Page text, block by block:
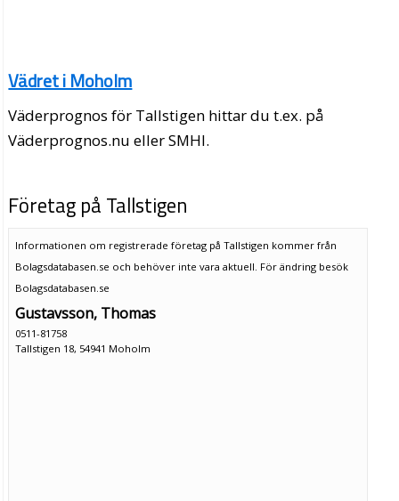
Vädret i Moholm
Väderprognos för Tallstigen hittar du t.ex. på
Väderprognos.nu eller SMHI.
Företag på Tallstigen
Informationen om registrerade företag på Tallstigen kommer från
Bolagsdatabasen.se och behöver inte vara aktuell. För ändring besök
Bolagsdatabasen.se
Gustavsson, Thomas
0511-81758
Tallstigen 18, 54941 Moholm